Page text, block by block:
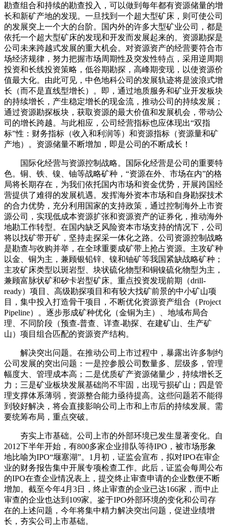
勘查组合和持续的勘查投入，可以做到每年都有资源储量的增
长和新矿产地的发现。一旦找到一个超大型矿床，则可使公司
的发展突上一个大的台阶。国内外的许多大型矿业公司，都是
依托一个超大型矿床的发现和开发而发展起来的。资源勘探是
公司未来跨越式发展的重大机会。对资源资产的经营要符合市
场经济规律，努力把握市场周期性及突发性特点，采用逆周期
投资和长线投资策略，低谷期勘探，高峰期变现，以使资源价
值最大化。由此可见，中色地科公司的发展轨迹将是波浪式增
长（而不是直线型增长）。即，通过地质服务和矿业开发板块
的持续增长，产生稳定增长的现金流，推动公司的持续发展；
通过资源勘探板块，获取资源的最大价值和发展机会，带动公
司的增长跨越。与此相应，公司经营指标也应体现出“双指
标”性：财务指标（收入和利润等）和资源指标（资源量和矿
产地）。资源储量不断增加，即是公司的不断成长！
国际化经营与资源控制战略。国际化经营是公司的重要特
色。铜、铁、镍、铀等战略矿种，“资源在外、市场在内”的格
局将长期存在，为我们依托国内市场和资金优势，开展跨国经
营提供了难得的发展机遇。发挥海外资本市场和自身勘探技术
的合力优势，充分利用国家的支持政策，通过控制海外上市资
源公司，实现低成本资源扩张和资源资产的证券化，推动海外
地勘工作转型。在国内缺乏风险资本市场支持的情况下，公司
将以找矿带开矿，坚持走探采一体化之路。公司资源控制战略
是勘查与收购并举，在全球重要成矿带上抢占资源。主攻矿种
以金、铜为主，兼顾银铅锌、镍和铀矿等我国紧缺战略矿种；
主攻矿床类型以斑岩型、块状硫化物型和铜镍硫化物型为主，
兼顾富脉状矿和矽卡岩型矿床。重点投资发现前期（drill-
ready）项目、高级勘探项目和有较大找矿前景的中小矿山项
目，集中投入打造骨干项目，不断优化资源资产组合（Project
Pipeline）。逐步形成矿种优化（金铜为主）、地域布局合
理、不同阶段（预查-普查、详查-勘探、在建矿山、生产矿
山）项目组合匹配的资源资产结构。
解决突出问题。在推动公司上市过程中，暴露出许多制约
公司发展的突出问题：一是控参股公司数量多、层级多，管理
幅度大、管理成本高；二是优质矿产资源储量少，持续增长乏
力；三是矿业板块发展基础尚不牢固，出现亏损矿山；四是管
理支撑体系薄弱，资源整合能力亟待提高。这些问题若不能得
到较好解决，将会直接影响公司上市和上市后的持续发展。需
要统筹布局，重点突破。
夯实上市基础。公司上市的外部环境已发生显著变化。自
2012下半年开始，有800多家企业排队等待IPO，被市场形象
地比喻为IPO“堰塞湖”。1月初，证监会宣布，拟对IPO在审企
业的财务报告集中开展专项检查工作。此后，证监会每周公布
的IPO在查企业情况表上，提交终止审查申请的企业数便不断
增加。截至今年4月3日，终止审查的企业已达166家，而中止
审查的企业也达到109家。鉴于IPO外部环境的变化和公司存
在的上述问题，今年将集中精力解决突出问题，促进业绩增
长，夯实公司上市基础。